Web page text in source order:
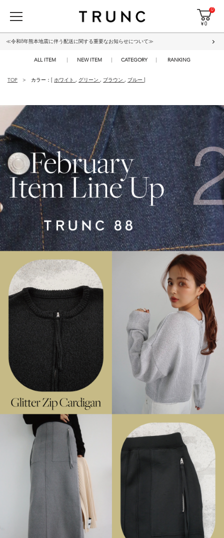
0
¥ 0
≪令和8年熊本地震に伴う配送に関する重要なお知らせについて≫
ALL ITEM NEW ITEM CATEGORY RANKING
TOP カラー：[ ホワイト , グリーン , ブラウン , ブルー